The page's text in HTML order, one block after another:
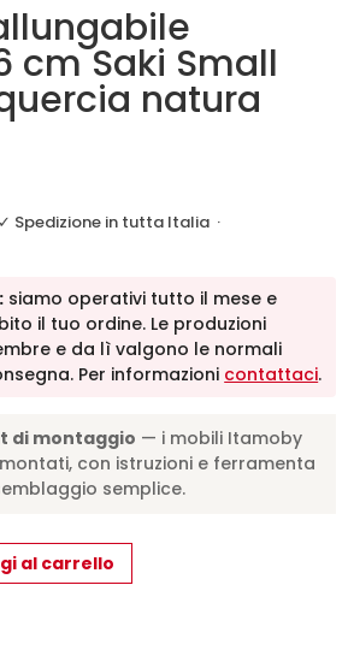
cm Saki Small
natura
✓ Spedizione in tutta Italia ·
siamo operativi tutto il mese e
il tuo ordine. Le produzioni
e da lì valgono le normali
Per informazioni contattaci.
di montaggio — i mobili Itamoby
con istruzioni e ferramenta
semplice.
al carrello